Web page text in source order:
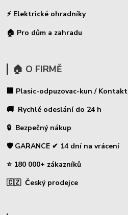
⚡ Elektrické ohradníky
🏠 Pro dům a zahradu
🏠 O FIRMĚ
🏢 Plasic-odpuzovac-kun / Kontakt
🚚 Rychlé odeslání do 24 h
🔒 Bezpečný nákup
🛡️ GARANCE ✔ 14 dní na vrácení
⭐ 180 000+ zákazníků
🇨🇿 Český prodejce